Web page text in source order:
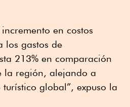
en costos
los gastos de
213% en comparación
la región, alejando a
global”, expuso la